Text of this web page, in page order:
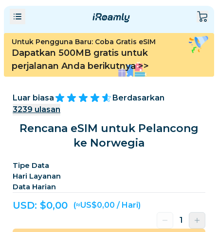
Untuk Pengguna Baru: Coba Gratis eSIM
Dapatkan 500MB gratis untuk
perjalanan Anda berikutnya>>
Luar biasa
Berdasarkan
3239 ulasan
Rencana eSIM untuk Pelancong
ke Norwegia
Tipe Data
Hari Layanan
Data Harian
USD: $0,00 (≈US$0,00 / Hari)